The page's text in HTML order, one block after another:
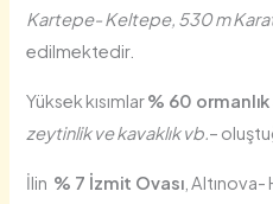
Kartepe- Keltepe, 530 m
edilmektedir.
Yüksek kısımlar% 60 ormanlık
zeytinlik ve kavaklık vb.–
İlin % 7 İzmit Ovası ,